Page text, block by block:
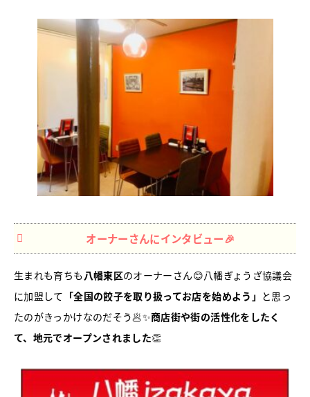
オーナーさんにインタビュー🎉
生まれも育ちも 八幡東区のオーナーさん😊八幡ぎょうざ協議会
に加盟して 「全国の餃子を取り扱ってお店を始めよう」 と思っ
たのがきっかけなのだそう🥟✨商店街や街の活性化をしたく
て、地元でオープンされました👏